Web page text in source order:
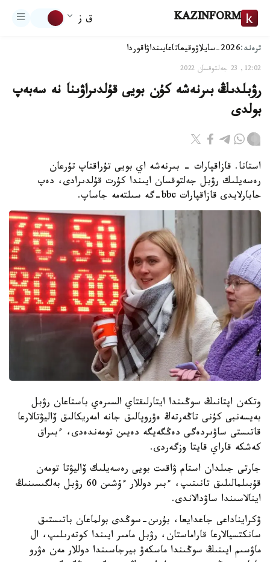
KAZINFORM ق ز
ترەند:2026-سايلاۋ وقيعاتاعايىنداۋاقوردا
12:02, 23 جەلتوقسان 2022
رۋبلدىڭ بىرنەشە كۇن بويى قۇلدىراۋىنا نە سەبەپ
بولدى
استانا. قازاقپارات - بىرنەشە اي بويى تۇراقتاپ تۇرعان
رەسەيلىك رۋبل جەلتوقسان ايىندا كۇرت قۇلدىرادى، دەپ
حابارلايدى قازاقپارات bbc-گە سىلتەمە جاساپ.
وتكەن اپتانىڭ سوڭىندا ايتارلىقتاي السىرەي باستاعان رۋبل
بەيسەنبى كۇنى تاڭەرتەڭ ەۋروپالىق جانە امەريكالىق ۆاليۋتالارعا
قاتىستى ساۋىردەگى دەڭگەيگە دەيىن تومەندەدى، ءبىراق
كەشكە قاراي قايتا وزگەردى.
جارتى جىلدان استام ۋاقىت بويى رەسەيلىك ۆاليۋتا تومەن
قۇبىلمالىلىق تانىتىپ، ءبىر دوللار ءۇشىن 60 رۋبل بەلگىسىنىڭ
اينالاسىندا ساۋدالاندى.
ۋكرايناداعى جاعدايعا، بۇرىن-سوڭدى بولماعان باتىستىق
سانكتسيالارعا قاراماستان، رۋبل مامىر ايىندا كوتەرىلىپ، ال
ماۋسىم ايىنىڭ سوڭىندا ماسكەۋ بيرجاسىندا دوللار مەن ەۋرو